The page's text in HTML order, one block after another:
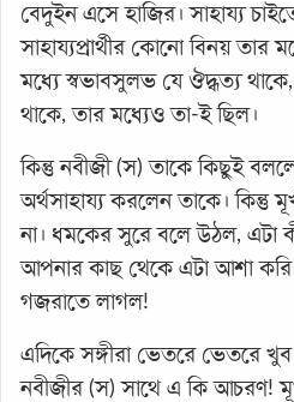
বেদুইন এসে হাজির। সাহায্য
সাহায্যপ্রার্থীর কোনো বিনয় তার
মধ্যে স্বভাবসুলভ যে ঔদ্ধত্য থাকে,
থাকে, তার মধ্যেও তা-ই ছিল।
কিন্তু নবীজী (স) তাকে কিছুই
অর্থসাহায্য করলেন তাকে। কিন্তু
না। ধমকের সুরে বলে উঠল, এটা
আপনার কাছ থেকে এটা আশা করি
গজরাতে লাগল!
এদিকে সঙ্গীরা ভেতরে ভেতরে খুব
নবীজীর (স) সাথে এ কি আচরণ!